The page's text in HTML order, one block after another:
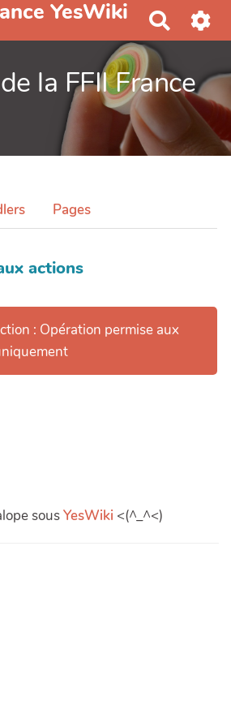
YesWiki
e
h
e
c
h
la FFII France
Pages
actions
: Opération permise aux
sousYesWiki <(^_^<)